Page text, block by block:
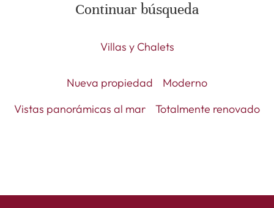
Continuar búsqueda
Villas y Chalets
Nueva propiedad
Moderno
Vistas panorámicas al mar
Totalmente renovado